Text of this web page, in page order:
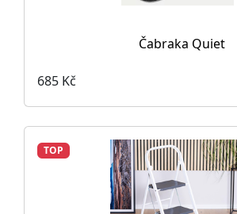
Čabraka Quiet
685 Kč
TOP